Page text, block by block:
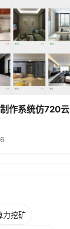
作系统仿720云
力挖矿